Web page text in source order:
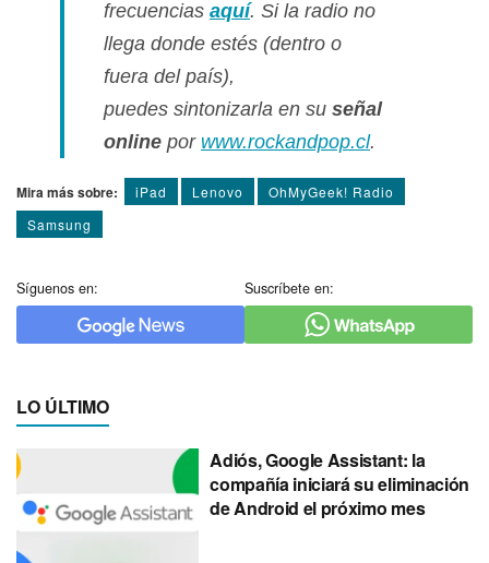
frecuencias aquí­. Si la radio no
llega donde estés (dentro o
fuera del paí­s),
puedes sintonizarla en su señal
online por www.rockandpop.cl.
Mira más sobre: iPad Lenovo
OhMyGeek! Radio
Samsung
Síguenos en: Suscríbete en:
LO ÚLTIMO
Adiós, Google Assistant: la
compañía iniciará su eliminación
de Android el próximo mes